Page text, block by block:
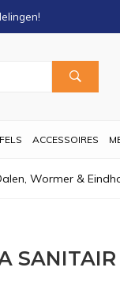
ACCESSOIRES
Wormer &